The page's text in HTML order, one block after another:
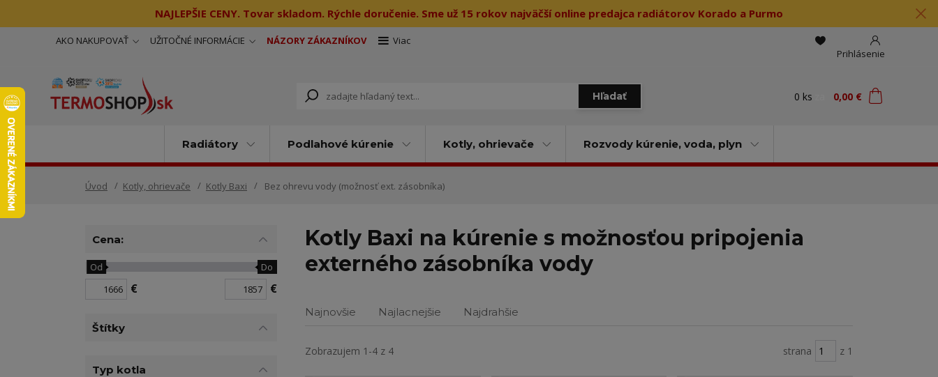
NAJLEPŠIE CENY. Tovar skladom. Rýchle doručenie. Sme už 15 rokov najväčší online predajca radiátorov Korado a Purmo
AKO NAKUPOVAŤ UŽITOČNÉ INFORMÁCIE NÁZORY ZÁKAZNÍKOV
Viac
Prihlásenie
Hľadať 0 ks 0,00 €
Radiátory Podlahové kúrenie Kotly, ohrievače Rozvody kúrenie, voda, plyn
Úvod Kotly, ohrievače Kotly Baxi Bez ohrevu vody (možnosť ext. zásobníka)
Kotly Baxi na kúrenie s možnosťou pripojenia
externého zásobníka vody
Najnovšie Najlacnejšie Najdrahšie
Zobrazujem 1-4 z 4 strana z 1
Cena:
€
Od Do
€
Štítky
Typ kotla